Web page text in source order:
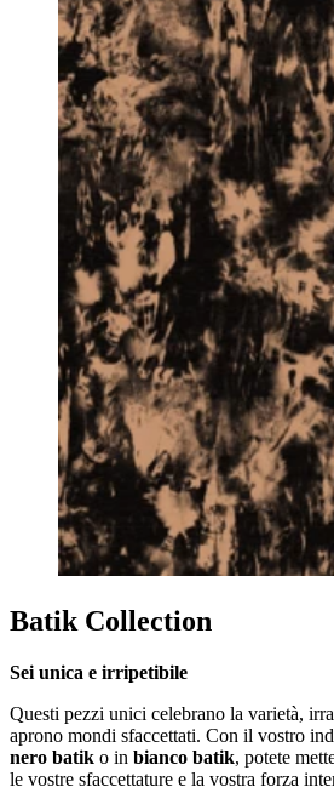
Batik Collection
Sei unica e irripetibile
Questi pezzi unici celebrano la varietà,
aprono mondi sfaccettati. Con il vostro
nero batik o in bianco batik, potete
le vostre sfaccettature e la vostra forza